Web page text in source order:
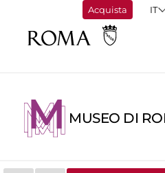
Acquista
MUSEO DI